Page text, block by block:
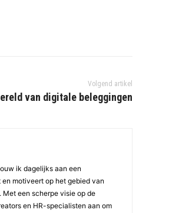
Volgend artikel
van digitale beleggingen
ik dagelijks aan een
motiveert op het gebied van
een scherpe visie op de
en HR-specialisten aan om